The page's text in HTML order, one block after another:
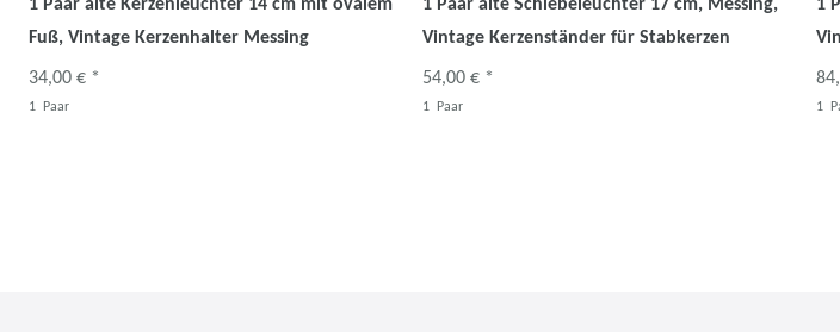
1 Paar alte Kerzenleuchter 14 cm mit ovalem
Fuß, Vintage Kerzenhalter Messing
34,00 € *
1 Paar
1 Paar alte Schiebeleuchter 17 cm, Messing,
Vintage Kerzenständer für Stabkerzen
54,00 € *
1 Paar
1
1